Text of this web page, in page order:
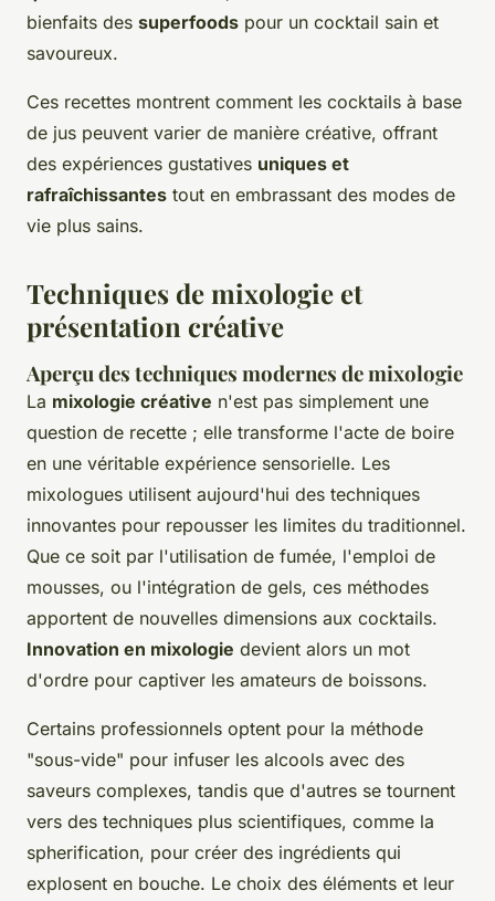
bienfaits des superfoods pour un cocktail sain et
savoureux.
Ces recettes montrent comment les cocktails à base
de jus peuvent varier de manière créative, offrant
des expériences gustatives uniques et
rafraîchissantes tout en embrassant des modes de
vie plus sains.
Techniques de mixologie et
présentation créative
Aperçu des techniques modernes de mixologie
La mixologie créative n'est pas simplement une
question de recette ; elle transforme l'acte de boire
en une véritable expérience sensorielle. Les
mixologues utilisent aujourd'hui des techniques
innovantes pour repousser les limites du traditionnel.
Que ce soit par l'utilisation de fumée, l'emploi de
mousses, ou l'intégration de gels, ces méthodes
apportent de nouvelles dimensions aux cocktails.
Innovation en mixologie devient alors un mot
d'ordre pour captiver les amateurs de boissons.
Certains professionnels optent pour la méthode
"sous-vide" pour infuser les alcools avec des
saveurs complexes, tandis que d'autres se tournent
vers des techniques plus scientifiques, comme la
spherification, pour créer des ingrédients qui
explosent en bouche. Le choix des éléments et leur